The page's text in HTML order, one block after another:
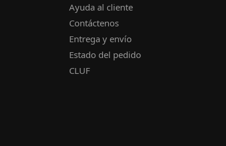
Ayuda al cliente
Contáctenos
Entrega y envío
Estado del pedido
CLUF